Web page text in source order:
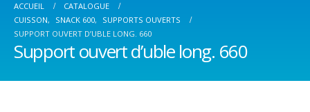
ACCUEIL
CATALOGUE
CUISSON, SNACK 600,
SUPPORTS OUVERTS
SUPPORT OUVERT D’UBLE LONG. 660
Support ouvert d’uble long. 660